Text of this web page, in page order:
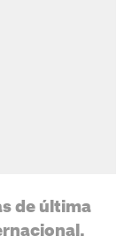
de última